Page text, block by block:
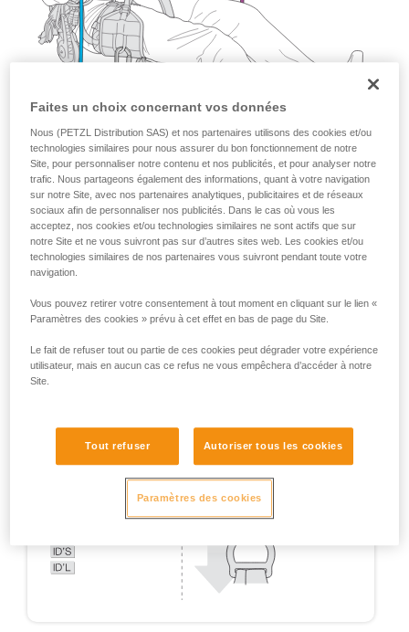
Faites un choix concernant vos données
Nous (PETZL Distribution SAS) et nos partenaires utilisons des cookies et/ou
technologies similaires pour nous assurer du bon fonctionnement de notre
Site, pour personnaliser notre contenu et nos publicités, et pour analyser notre
trafic. Nous partageons également des informations, quant à votre navigation
sur notre Site, avec nos partenaires analytiques, publicitaires et de réseaux
sociaux afin de personnaliser nos publicités. Dans le cas où vous les
acceptez, nos cookies et/ou technologies similaires ne sont actifs que sur
notre Site et ne vous suivront pas sur d’autres sites web. Les cookies et/ou
technologies similaires de nos partenaires vous suivront pendant toute votre
navigation.
Vous pouvez retirer votre consentement à tout moment en cliquant sur le lien «
Paramètres des cookies » prévu à cet effet en bas de page du Site.
Le fait de refuser tout ou partie de ces cookies peut dégrader votre expérience
utilisateur, mais en aucun cas ce refus ne vous empêchera d’accéder à notre
Site.
Tout refuser Autoriser tous les cookies
Paramètres des cookies